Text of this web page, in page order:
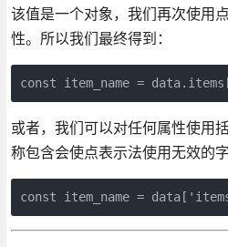
该值是一个对象，我们再次使用
性。所以我们最终得到：
或者，我们可以对任何属性使用
称包含会使点表示法使用无效的字